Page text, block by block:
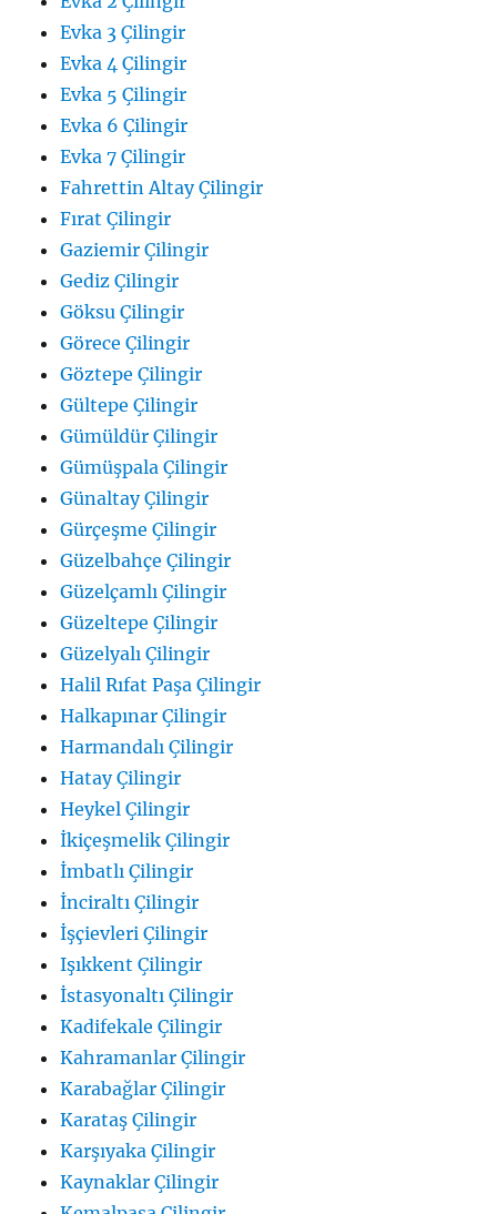
Evka 3 Çilingir
Evka 4 Çilingir
Evka 5 Çilingir
Evka 6 Çilingir
Evka 7 Çilingir
Fahrettin Altay Çilingir
Fırat Çilingir
Gaziemir Çilingir
Gediz Çilingir
Göksu Çilingir
Görece Çilingir
Göztepe Çilingir
Gültepe Çilingir
Gümüldür Çilingir
Gümüşpala Çilingir
Günaltay Çilingir
Gürçeşme Çilingir
Güzelbahçe Çilingir
Güzelçamlı Çilingir
Güzeltepe Çilingir
Güzelyalı Çilingir
Halil Rıfat Paşa Çilingir
Halkapınar Çilingir
Harmandalı Çilingir
Hatay Çilingir
Heykel Çilingir
İkiçeşmelik Çilingir
İmbatlı Çilingir
İnciraltı Çilingir
İşçievleri Çilingir
Işıkkent Çilingir
İstasyonaltı Çilingir
Kadifekale Çilingir
Kahramanlar Çilingir
Karabağlar Çilingir
Karataş Çilingir
Karşıyaka Çilingir
Kaynaklar Çilingir